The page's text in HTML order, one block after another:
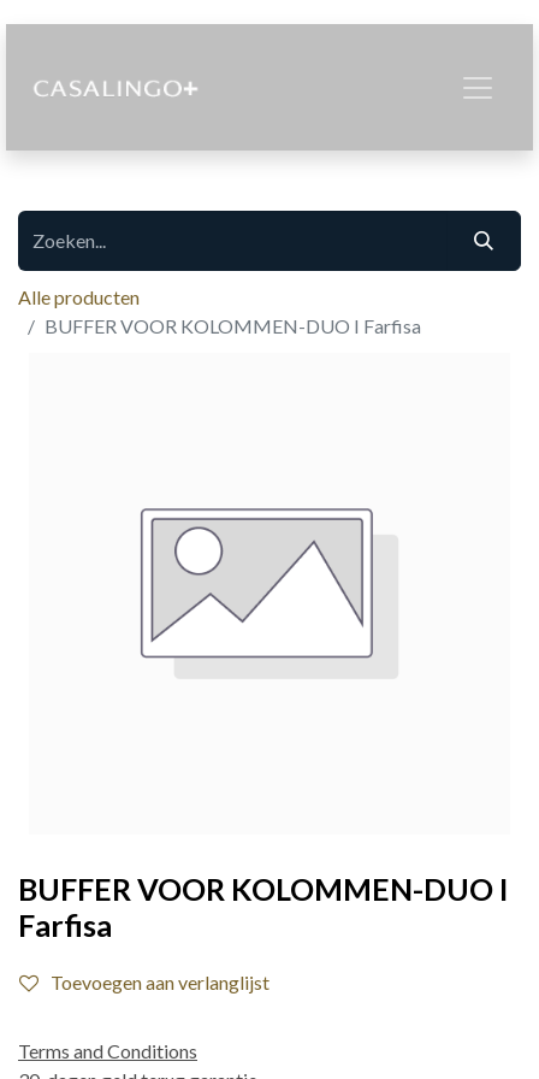
Alle producten
BUFFER VOOR KOLOMMEN-DUO I Farfisa
BUFFER VOOR KOLOMMEN-DUO I
Farfisa
Toevoegen aan verlanglijst
Terms and Conditions